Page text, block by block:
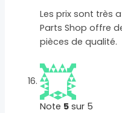
Les prix sont très
Parts Shop offre
pièces de qualité.
Note 5 sur 5